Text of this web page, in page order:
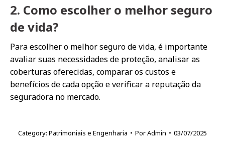
2. Como escolher o melhor seguro
de vida?
Para escolher o melhor seguro de vida, é importante
avaliar suas necessidades de proteção, analisar as
coberturas oferecidas, comparar os custos e
benefícios de cada opção e verificar a reputação da
seguradora no mercado.
Category: Patrimoniais e Engenharia PorAdmin 03/07/2025